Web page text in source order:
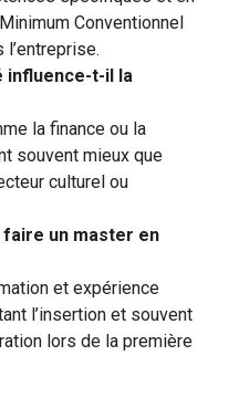
Conventionnel
influence-t-il la
la finance ou la
souvent mieux que
culturel ou
faire un master en
et expérience
l’insertion et souvent
lors de la première